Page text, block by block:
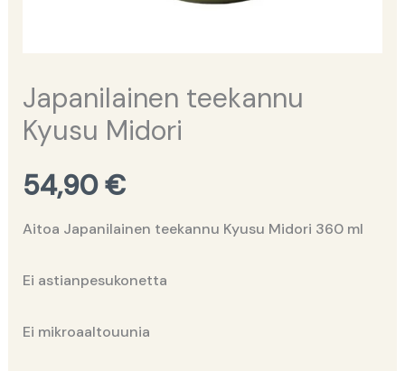
Japanilainen teekannu
Kyusu Midori
54,90€
Aitoa Japanilainen teekannu Kyusu Midori 360 ml
Ei astianpesukonetta
Ei mikroaaltouunia